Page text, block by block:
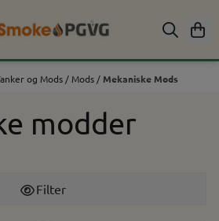
og Mods / Mods / Mekaniske Mods
modder
Filter